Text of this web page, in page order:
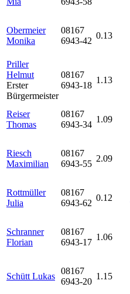
Obermeier
Monika
08167
6943-42
0.13
Priller
Helmut
Erster
Bürgermeister
08167
6943-18
1.13
Reiser
Thomas
08167
6943-34
1.09
Riesch
Maximilian
08167
6943-55
2.09
Rottmüller
Julia
08167
6943-62
0.12
Schranner
Florian
08167
6943-17
1.06
Schütt Lukas
08167
6943-20
1.15